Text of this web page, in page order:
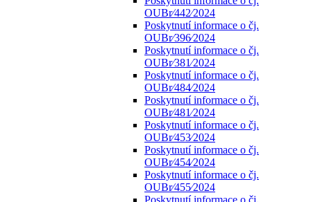
OUBr⁄442⁄2024
Poskytnutí informace o čj.
OUBr⁄396⁄2024
Poskytnutí informace o čj.
OUBr⁄381⁄2024
Poskytnutí informace o čj.
OUBr⁄484⁄2024
Poskytnutí informace o čj.
OUBr⁄481⁄2024
Poskytnutí informace o čj.
OUBr⁄453⁄2024
Poskytnutí informace o čj.
OUBr⁄454⁄2024
Poskytnutí informace o čj.
OUBr⁄455⁄2024
Poskytnutí informace o čj.